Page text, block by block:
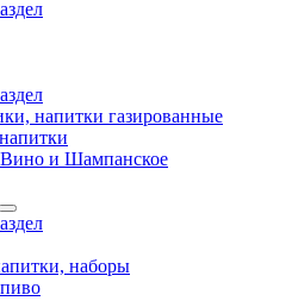
напитки газированные
Вино и Шампанское
наборы